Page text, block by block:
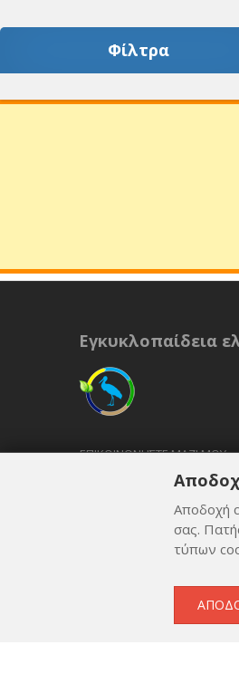
Φίλτρα
Εγκυκλοπαίδεια
ΕΠΙΚΟΙΝΩΝΉΣΤΕ ΜΑΖΊ ΜΟΥ
ΟΡΟΙ ΚΑΙ ΠΡΟΫΠΟΘΈΣΕΙΣ
ΠΟΛΙΤΙΚΉ ΑΠΟΡΡΉΤΟΥ
Αποδοχή
σας.
τύπων